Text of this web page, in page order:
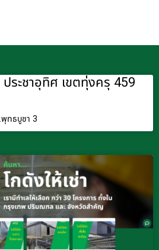
ประชาอุทิศ เขตทุ่งครุ 459
พุทธบูชา 3